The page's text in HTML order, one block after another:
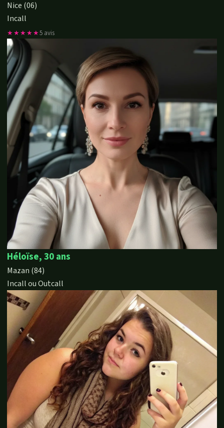
Nice (06)
Incall
★★★★★5 avis
Héloïse, 30 ans
Mazan (84)
Incall ou Outcall